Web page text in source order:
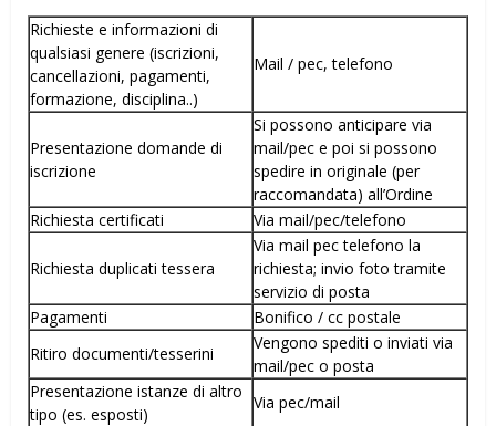
Richieste e informazioni di
qualsiasi genere (iscrizioni,
cancellazioni, pagamenti,
formazione, disciplina..)
Mail / pec, telefono
Presentazione domande di
iscrizione
Si possono anticipare via
mail/pec e poi si possono
spedire in originale (per
raccomandata) all’Ordine
Richiesta certificati
Via mail/pec/telefono
Richiesta duplicati tessera
Via mail pec telefono la
richiesta; invio foto tramite
servizio di posta
Pagamenti
Bonifico / cc postale
Ritiro documenti/tesserini
Vengono spediti o inviati via
mail/pec o posta
Presentazione istanze di altro
tipo (es. esposti)
Via pec/mail